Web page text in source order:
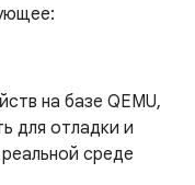
на базе QEMU,
для отладки и
среде